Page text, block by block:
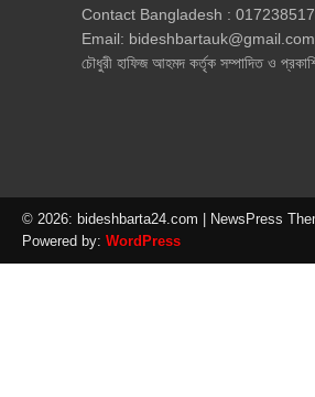
Contact Bangladesh :
Email: bideshbartauk@gmail.com
চৌধুরী হাফিজ আহমদ কর্তৃক সম্পাদিত ও
© 2026: bideshbarta24.com | NewsPress
Powered by: WordPress